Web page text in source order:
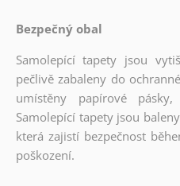
Bezpečný obal
Samolepící tapety jsou
pečlivě zabaleny do
umístěny papírové
Samolepící tapety jsou
která zajistí bezpečnost
poškození.